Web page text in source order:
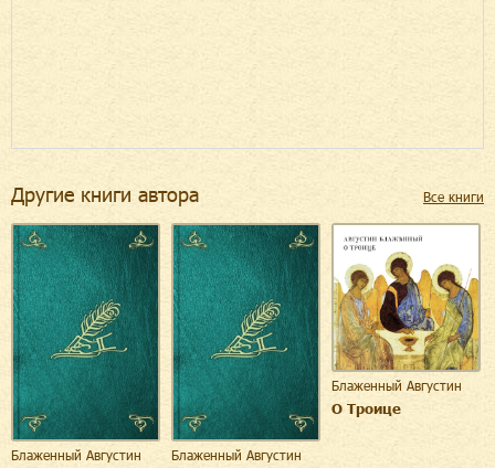
Другие книги автора Все книги
Блаженный Августин Блаженный Августин
Блаженный Августин
О Троице